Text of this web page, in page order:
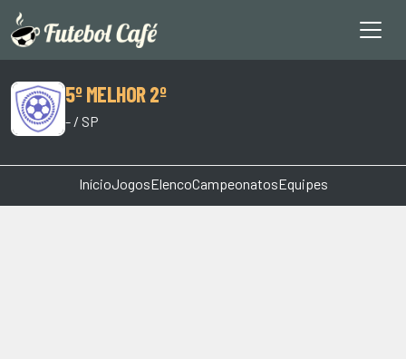
5º MELHOR 2º
- / SP
InícioJogosElencoCampeonatosEquipes